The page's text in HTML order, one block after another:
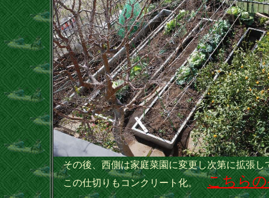
その後、西側は家庭菜園に変更し次第に拡張し
この仕切りもコンクリート化。こちら